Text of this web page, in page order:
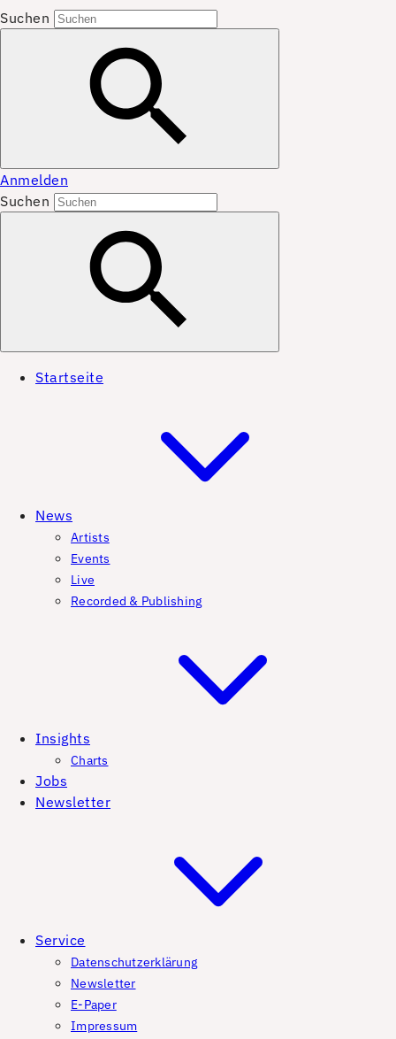
Suchen
Anmelden
Suchen
Startseite
News
Artists
Events
Live
Recorded & Publishing
Insights
Charts
Jobs
Newsletter
Service
Datenschutzerklärung
Newsletter
E-Paper
Impressum